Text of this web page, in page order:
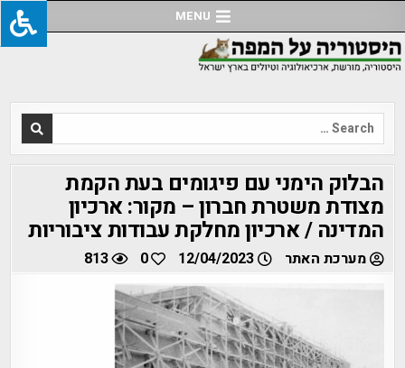
to
content
MENU
Search
for:
הבלוק הימני עם פיגומים בעת הקמת
מצודת משטרת חברון – מקור: ארכיון
המדינה / ארכיון מחלקת עבודות ציבוריות
מערכת האתר 12/04/2023
0
813